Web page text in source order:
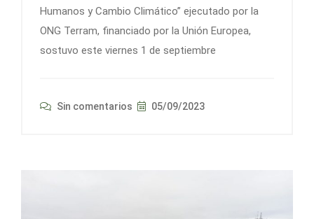
Humanos y Cambio Climático” ejecutado por la
ONG Terram, financiado por la Unión Europea,
sostuvo este viernes 1 de septiembre
Sin comentarios 05/09/2023